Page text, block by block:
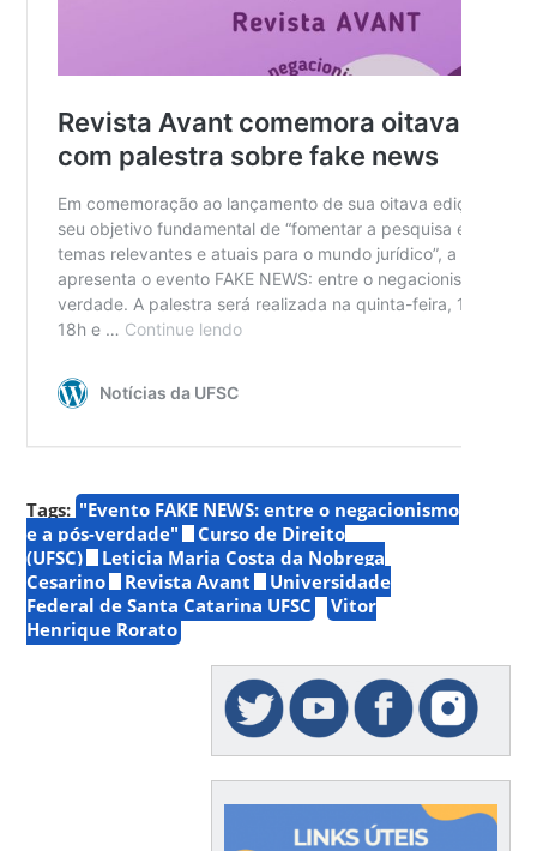
Tags: "Evento FAKE NEWS: entre o negacionismo
e a pós-verdade"
Curso de Direito
(UFSC)
Leticia Maria Costa da Nobrega
Cesarino
Revista Avant
Universidade
Federal de Santa Catarina UFSC
Vitor
Henrique Rorato